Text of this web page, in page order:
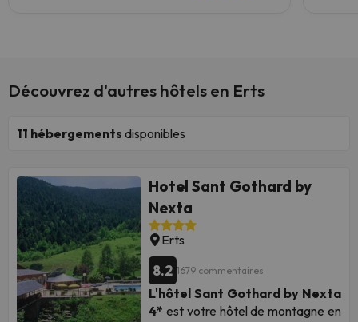
Découvrez d'autres hôtels en Erts
11 hébergements disponibles
Hotel Sant Gothard by
Nexta
Erts
8.2 1679 commentaires
L'hôtel Sant Gothard by Nexta
4* est votre hôtel de montagne en